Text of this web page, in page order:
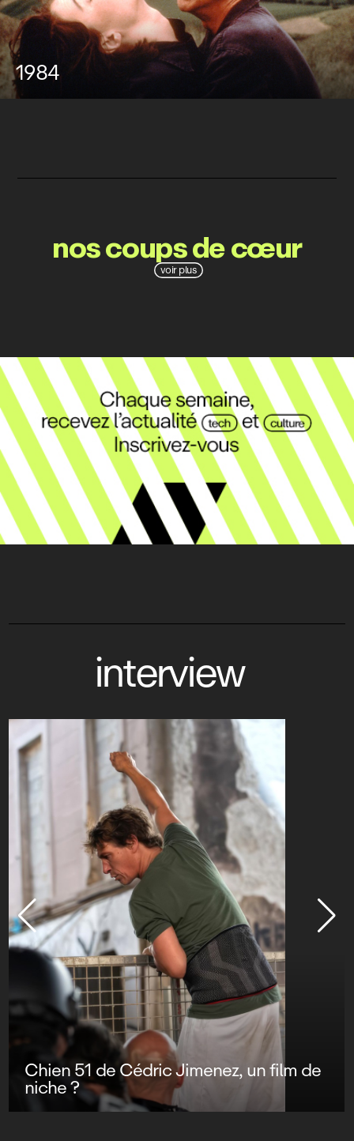
1984
voir plus
nos coups de cœur
interview
Chien 51 de Cédric Jimenez, un film de
niche ?